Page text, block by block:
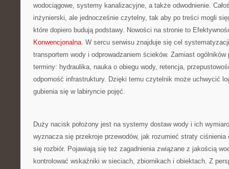
wodociągowe, systemy kanalizacyjne, a także odwodnienie.
inżynierski, ale jednocześnie czytelny, tak aby po treści mogli
które dopiero budują podstawy. Nowości na stronie to
Konwencjonalna. W sercu serwisu znajduje się cel
transportem wody i odprowadzaniem ścieków. Zamiast
terminy: hydraulika, nauka o obiegu wody, retencja,
odporność infrastruktury. Dzięki temu czytelnik może uchwycić
gubienia się w labiryncie pojęć.
Duży nacisk położony jest na systemy dostaw wody i ich
wyznacza się przekroje przewodów, jak rozumieć straty
się rozbiór. Pojawiają się też zagadnienia związane z jakością
kontrolować wskaźniki w sieciach, zbiornikach i obiektach. Z